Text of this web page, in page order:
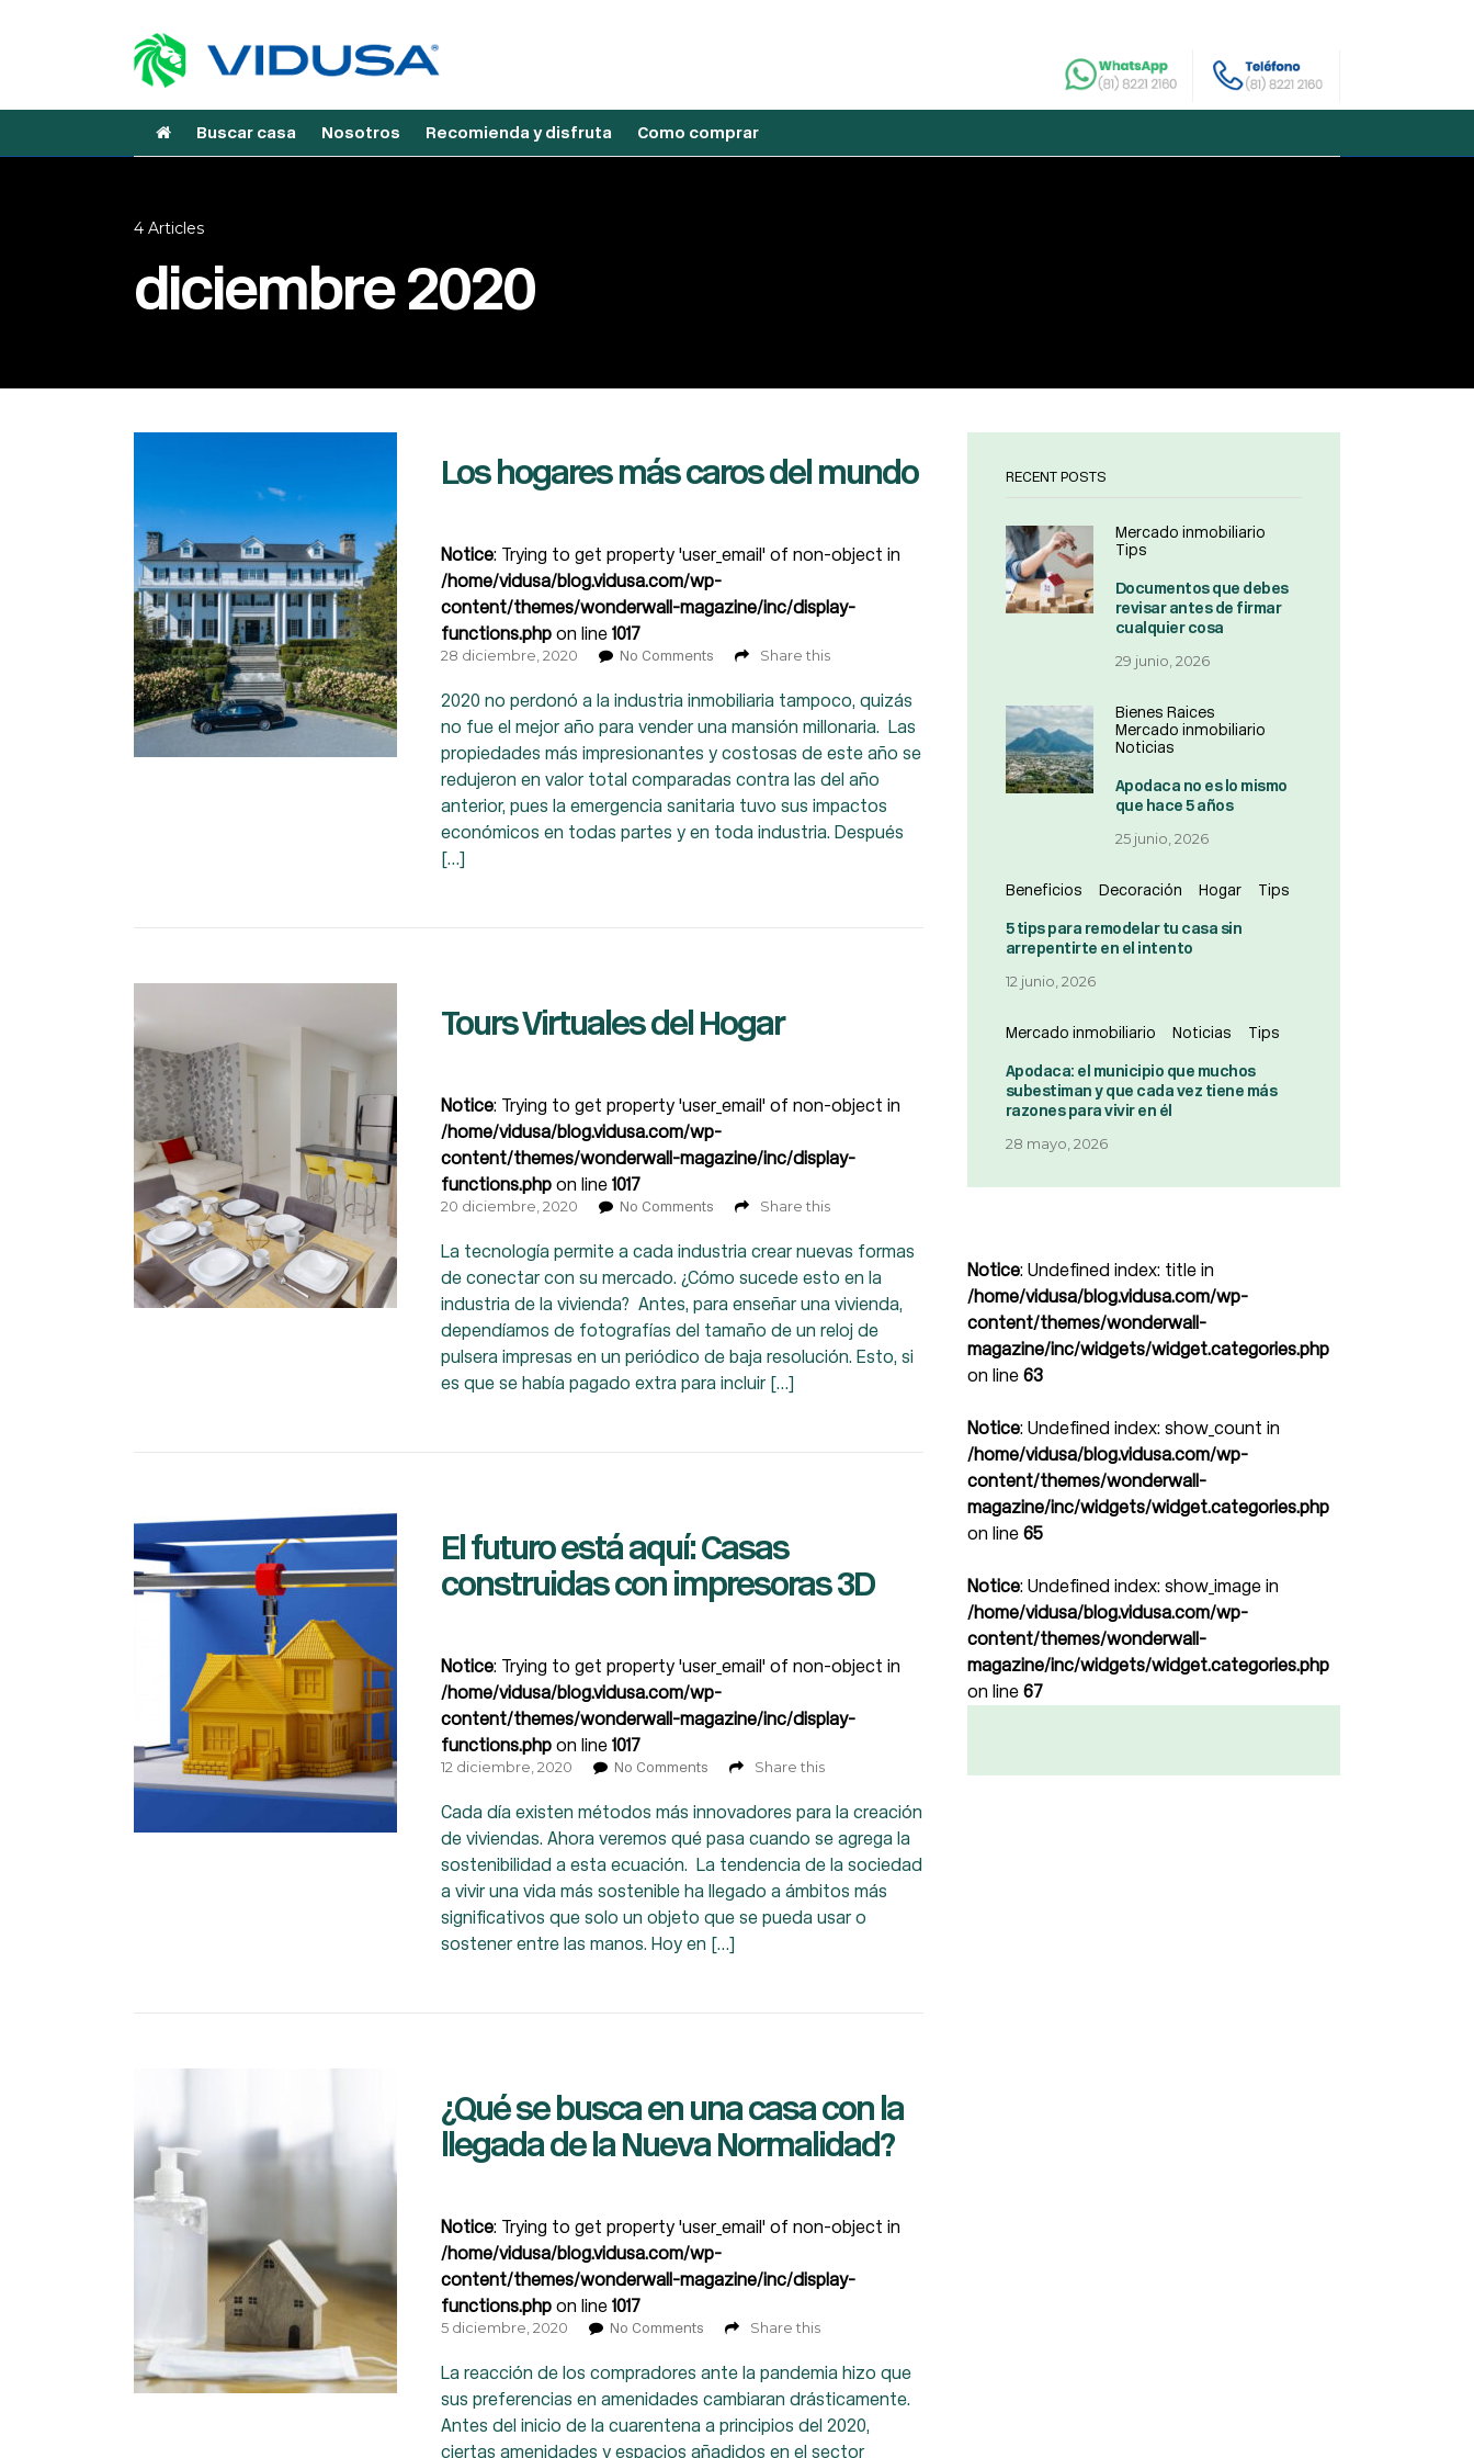
Buscar casa Nosotros Recomienda y disfruta Como comprar
4 Articles
diciembre 2020
Los hogares más caros del mundo
Notice: Trying to get property 'user_email' of non-object in
/home/vidusa/blog.vidusa.com/wp-
content/themes/wonderwall-magazine/inc/display-
functions.php on line 1017
28 diciembre, 2020 No Comments Share this
2020 no perdonó a la industria inmobiliaria tampoco, quizás
no fue el mejor año para vender una mansión millonaria. Las
propiedades más impresionantes y costosas de este año se
redujeron en valor total comparadas contra las del año
anterior, pues la emergencia sanitaria tuvo sus impactos
económicos en todas partes y en toda industria. Después
[…]
Tours Virtuales del Hogar
Notice: Trying to get property 'user_email' of non-object in
/home/vidusa/blog.vidusa.com/wp-
content/themes/wonderwall-magazine/inc/display-
functions.php on line 1017
20 diciembre, 2020 No Comments Share this
La tecnología permite a cada industria crear nuevas formas
de conectar con su mercado. ¿Cómo sucede esto en la
industria de la vivienda? Antes, para enseñar una vivienda,
dependíamos de fotografías del tamaño de un reloj de
pulsera impresas en un periódico de baja resolución. Esto, si
es que se había pagado extra para incluir […]
El futuro está aquí: Casas
construidas con impresoras 3D
Notice: Trying to get property 'user_email' of non-object in
/home/vidusa/blog.vidusa.com/wp-
content/themes/wonderwall-magazine/inc/display-
functions.php on line 1017
12 diciembre, 2020 No Comments Share this
Cada día existen métodos más innovadores para la creación
de viviendas. Ahora veremos qué pasa cuando se agrega la
sostenibilidad a esta ecuación. La tendencia de la sociedad
a vivir una vida más sostenible ha llegado a ámbitos más
significativos que solo un objeto que se pueda usar o
sostener entre las manos. Hoy en […]
¿Qué se busca en una casa con la
llegada de la Nueva Normalidad?
Notice: Trying to get property 'user_email' of non-object in
/home/vidusa/blog.vidusa.com/wp-
content/themes/wonderwall-magazine/inc/display-
functions.php on line 1017
5 diciembre, 2020 No Comments Share this
La reacción de los compradores ante la pandemia hizo que
sus preferencias en amenidades cambiaran drásticamente.
Antes del inicio de la cuarentena a principios del 2020,
ciertas amenidades y espacios añadidos en el sector
RECENT POSTS
Mercado inmobiliario
Tips
Documentos que debes
revisar antes de firmar
cualquier cosa
29 junio, 2026
Bienes Raices
Mercado inmobiliario
Noticias
Apodaca no es lo mismo
que hace 5 años
25 junio, 2026
Beneficios Decoración Hogar Tips
5 tips para remodelar tu casa sin
arrepentirte en el intento
12 junio, 2026
Mercado inmobiliario Noticias Tips
Apodaca: el municipio que muchos
subestiman y que cada vez tiene más
razones para vivir en él
28 mayo, 2026
Notice: Undefined index: title in
/home/vidusa/blog.vidusa.com/wp-
content/themes/wonderwall-
magazine/inc/widgets/widget.categories.php
on line 63
Notice: Undefined index: show_count in
/home/vidusa/blog.vidusa.com/wp-
content/themes/wonderwall-
magazine/inc/widgets/widget.categories.php
on line 65
Notice: Undefined index: show_image in
/home/vidusa/blog.vidusa.com/wp-
content/themes/wonderwall-
magazine/inc/widgets/widget.categories.php
on line 67